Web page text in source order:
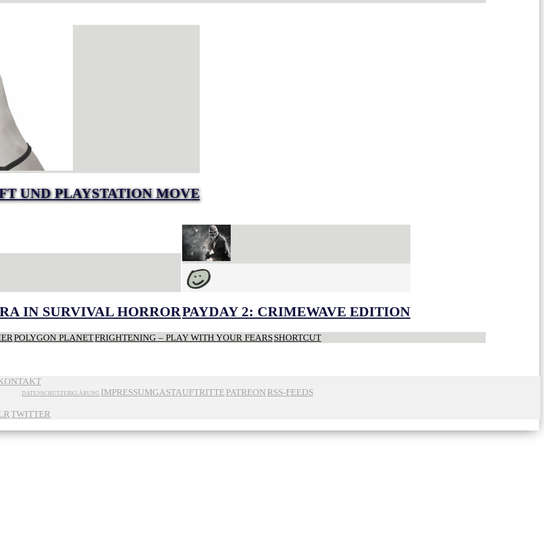
UND PLAYSTATION MOVE
IN SURVIVAL HORRORPAYDAY 2: CRIMEWAVE EDITION
POLYGON PLANETFRIGHTENING – PLAY WITH YOUR FEARSSHORTCUT
DATENSCHUTZERKLÄRUNG IMPRESSUMGASTAUFTRITTEPATREON RSS-FEEDS
TWITTER